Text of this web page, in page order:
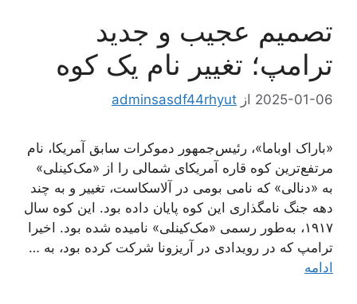
تصمیم عجیب و جدید
ترامپ؛ تغییر نام یک کوه
2025-01-06 از adminsasdf44rhyut
«باراک اوباما»، رئیس‌جمهور دموکرات سابق آمریکا، نام
مرتفع‌ترین کوه قاره آمریکای شمالی را از «مک‌کینلی»
به «دنالی» که نامی بومی در آلاسکاست، تغییر و به چند
دهه جنگ نامگذاری این کوه پایان داده بود. این کوه سال
۱۹۱۷، به‌طور رسمی «مک‌کینلی» نامیده شده بود. اخیرا
ترامپ که در رویدادی در آریزونا شرکت کرده بود، به …
ادامه